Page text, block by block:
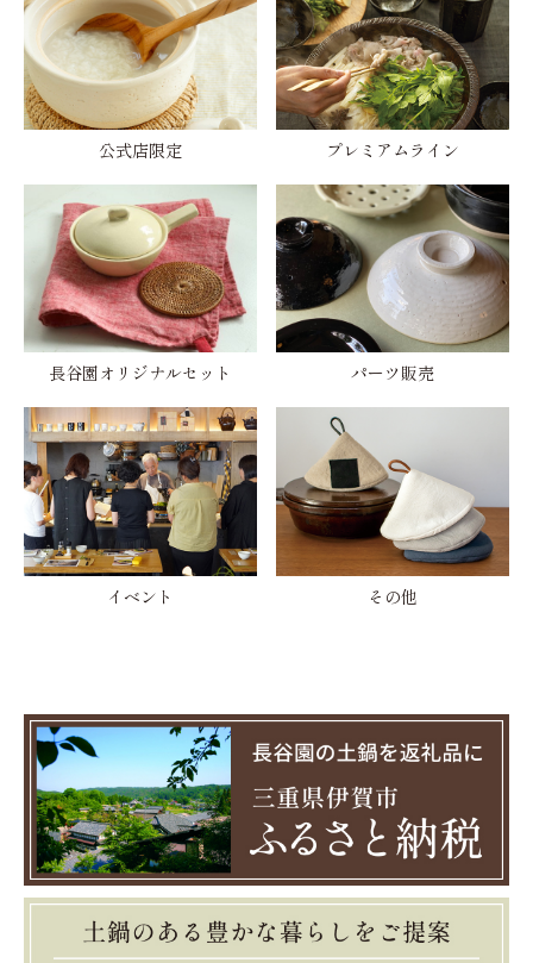
公式店限定 プレミアムライン
長谷園オリジナルセット パーツ販売
イベント その他